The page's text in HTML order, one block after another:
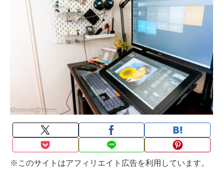
※このサイトはアフィリエイト広告を利用しています。